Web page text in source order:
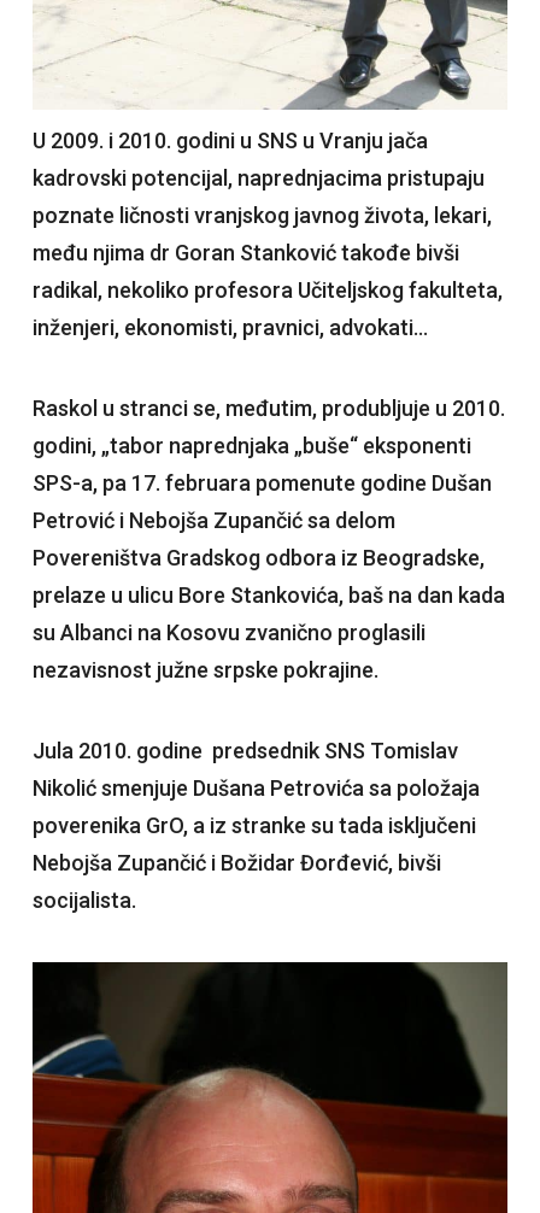
U 2009. i 2010. godini u SNS u Vranju jača
kadrovski potencijal, naprednjacima pristupaju
poznate ličnosti vranjskog javnog života, lekari,
među njima dr Goran Stanković takođe bivši
radikal, nekoliko profesora Učiteljskog fakulteta,
inženjeri, ekonomisti, pravnici, advokati…
Raskol u stranci se, međutim, produbljuje u 2010.
godini, „tabor naprednjaka „buše“ eksponenti
SPS-a, pa 17. februara pomenute godine Dušan
Petrović i Nebojša Zupančić sa delom
Povereništva Gradskog odbora iz Beogradske,
prelaze u ulicu Bore Stankovića, baš na dan kada
su Albanci na Kosovu zvanično proglasili
nezavisnost južne srpske pokrajine.
Jula 2010. godine predsednik SNS Tomislav
Nikolić smenjuje Dušana Petrovića sa položaja
poverenika GrO, a iz stranke su tada isključeni
Nebojša Zupančić i Božidar Đorđević, bivši
socijalista.